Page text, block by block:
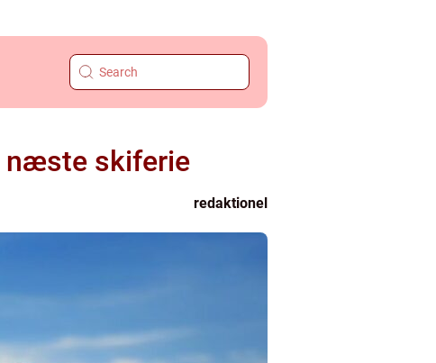
næste skiferie
redaktionel